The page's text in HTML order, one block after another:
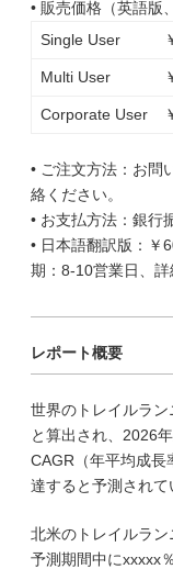
• 販売価格（英語版
Single User
Multi User
Corporate User
• ご注文方法：お問
絡ください。
• お支払方法：銀行
• 日本語翻訳版：￥
期：8-10営業日、詳
レポート概要
世界のトレイルラ
と算出され、2026
CAGR（年平均成長
達すると予測されて
北米のトレイルラ
予測期間中にxxxxx